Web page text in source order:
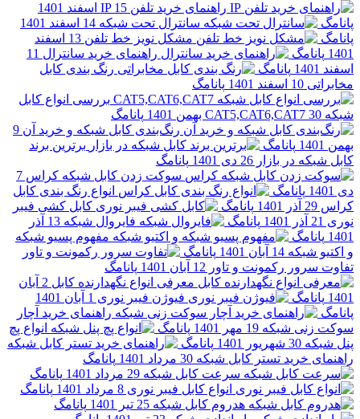
راهنمای خرید تلفن IP 15 اسفند 1401
سانترال تحت شبکه14 اسفند 1401
مشکل نویز خط تلفن
13 اسفند
راهنمای خرید سانترال 11
پانامگ
رنگ بندی کابل
1401
پانامگ
بررسی انواع کابل
پانامگ
رنگ‌بندی کابل شبکه و خرید آن 9
پانامگ
برترین برند
در بازار26 دی 1401
پانامگ
سوکت زدن کابل شبکه کراس7
انواع رنگ بندی کابل
پانامگ
کابل کشی فیبر
پانامگ
فایروال شبکه
13 آذر
مفهوم پسیو شبکه
14 آبان 1401
پانامگ
رکمونت و تاور12 آبان 1401
پانامگ
معرفی انواع نگهدارنده کابل 2 آبان
فیوژن فیبر نوری 1 آبان 1401
راهنمای خرید آچار
شبکه 19 مهر 1401 پانامگ
انواع پچ
30 شهریور 1401
پانامگ
تستر کابل شبکه30 مرداد 1401
پانامگ
سرعت کابل شبکه29 مرداد 1401
پانامگ
انواع کابل فیبر نوری 8 مرداد 1401
پانامگ
هدروم کابل شبکه25 تیر 1401
پانامگ